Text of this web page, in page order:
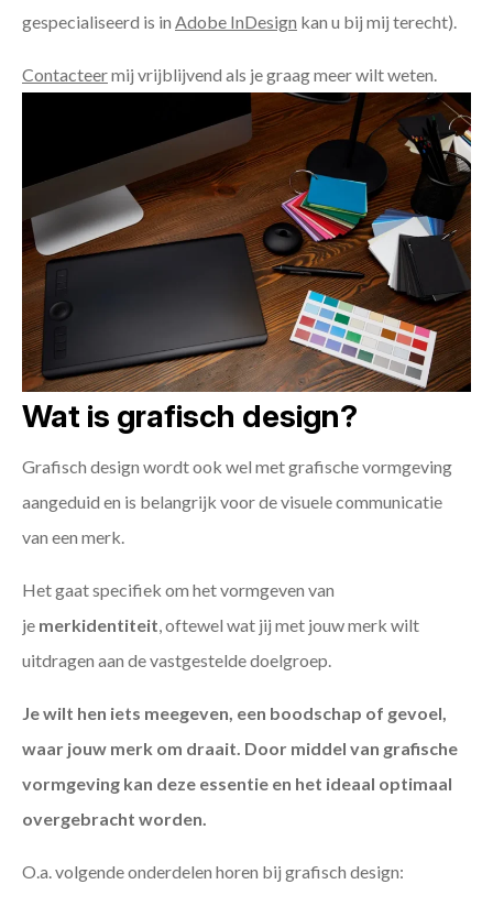
gespecialiseerd is in Adobe InDesign kan u bij mij terecht).
Contacteermij vrijblijvend als je graag meer wilt weten.
Wat is grafisch design?
Grafisch design wordt ook wel met grafische vormgeving
aangeduid en is belangrijk voor de visuele communicatie
van een merk.
Het gaat specifiek om het vormgeven van
je merkidentiteit , oftewel wat jij met jouw merk wilt
uitdragen aan de vastgestelde doelgroep.
Je wilt hen iets meegeven, een boodschap of gevoel,
waar jouw merk om draait. Door middel van grafische
vormgeving kan deze essentie en het ideaal optimaal
overgebracht worden.
O.a. volgende onderdelen horen bij grafisch design: